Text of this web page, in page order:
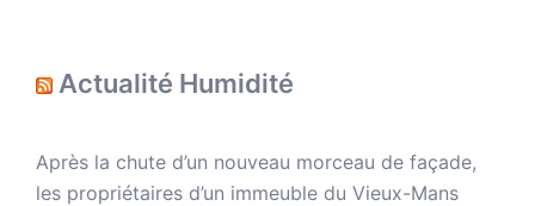
Actualité Humidité
Après la chute d’un nouveau morceau de façade,
les propriétaires d’un immeuble du Vieux-Mans